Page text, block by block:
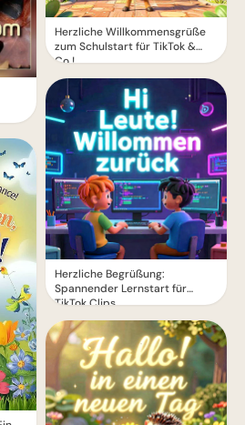
Herzliche Willkommensgrüße
zum Schulstart für TikTok &
Co.!
Herzliche Begrüßung:
Spannender Lernstart für
TikTok Clips